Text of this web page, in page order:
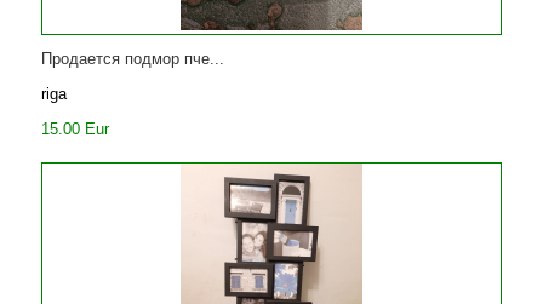
Продается подмор пче...
riga
15.00 Eur